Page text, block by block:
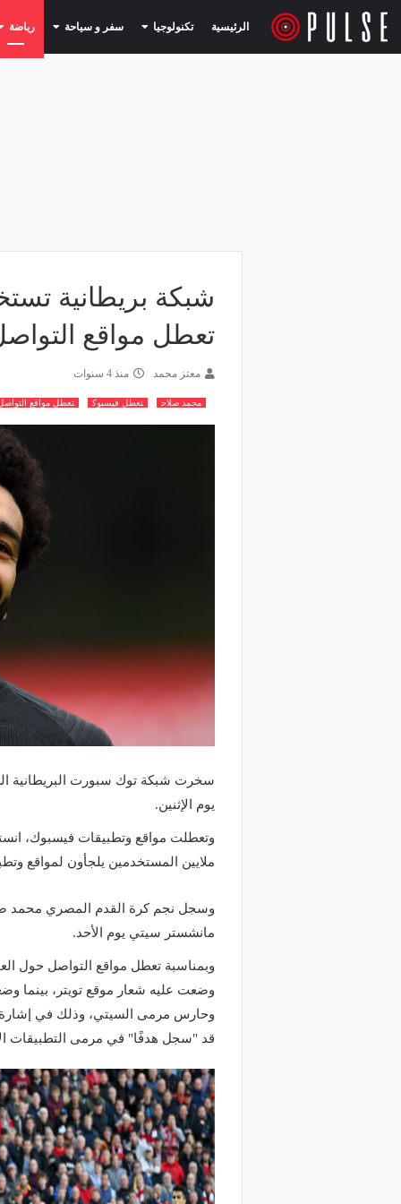
الرئيسية تكنولوجيا (current) سفر و سياحة (current) رياضة
شبكة بريطانية
تعطل مواقع
معتز محمد منذ 4 سنوات
محمد صلاح تعطل فيسبوك تعطل مواقع
سخرت شبكة توك سبورت البريطانية
يوم الإثنين.
وتعطلت مواقع وتطبيقات فيسبوك،
ملايين المستخدمين يلجأون لمواقع
وسجل نجم كرة القدم المصري محمد
مانشستر سيتي يوم الأحد.
وبمناسبة تعطل مواقع التواصل
وضعت عليه شعار موقع تويتر، بينما
وحارس مرمى السيتي، وذلك في إشارة
قد "سجل هدفًا" في مرمى التطبيقات